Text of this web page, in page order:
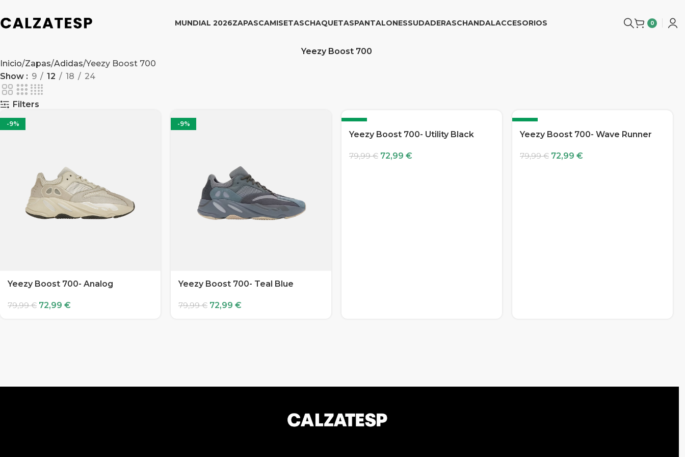
MUNDIAL 2026ZAPASCAMISETASCHAQUETASPANTALONESSUDADERASCHANDALACCESORIOS 0
Yeezy Boost 700
Inicio Zapas Adidas Yeezy Boost 700
Show
9 12 18 24
Filters
-9%
Yeezy Boost 700- Analog
79,99€ 72,99 €
-9%
Yeezy Boost 700- Teal Blue
79,99€ 72,99 €
-9%
Yeezy Boost 700- Utility Black
79,99€ 72,99 €
-9%
Yeezy Boost 700- Wave Runner
79,99€ 72,99 €